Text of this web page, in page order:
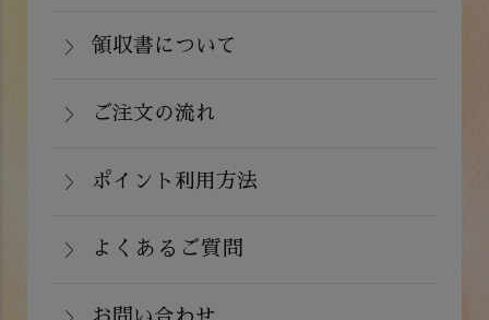
※クール便の場合は送料＋クール代金
めて支払い(B)がご利用頂けます。
着後の返品は基本的にお受け出来ませ
いはご注文と違う商品が届いた場合は、
までご連絡下さい。
領収書について
の備考欄にてお知らせ下さい。なお、お
す。
ご注文の流れ
ポイント利用方法
用できます。ご注文画面の「お支払い方
よくあるご質問